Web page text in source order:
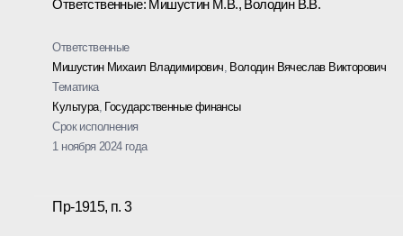
Ответственные: Мишустин М.В., Володин В.В.
Ответственные
Мишустин Михаил Владимирович Володин Вячеслав Викторович
Тематика
Культура, Государственные финансы
Срок исполнения
1 ноября 2024 года
Пр-1915, п. 3